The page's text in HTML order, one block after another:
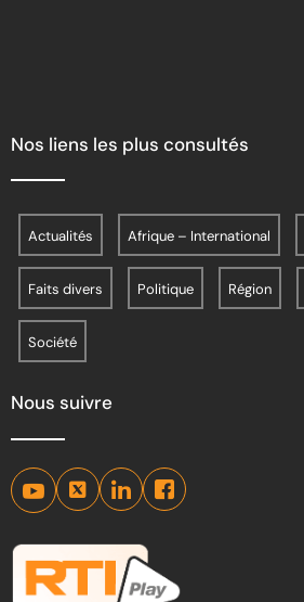
Nos liens les plus consultés
Actualités Afrique – International
Faits divers Politique Région
Société
Nous suivre